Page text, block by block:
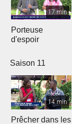
17 min
Porteuse
d'espoir
Saison 11
14 min
Prêcher dans les